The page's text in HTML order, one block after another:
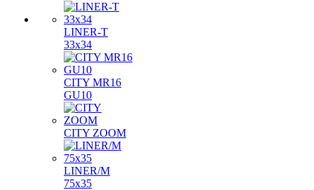
LINER-T
33x34
CITY MR16
GU10
CITY ZOOM
LINER/M
75х35